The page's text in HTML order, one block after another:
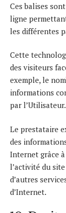
Ces balises
ligne
les différentes
Cette
des visiteurs
exemple, le
informations
par l’Utilisateur.
Le prestataire
des
Internet grâce
l’activité du
d’autres
d’Internet.